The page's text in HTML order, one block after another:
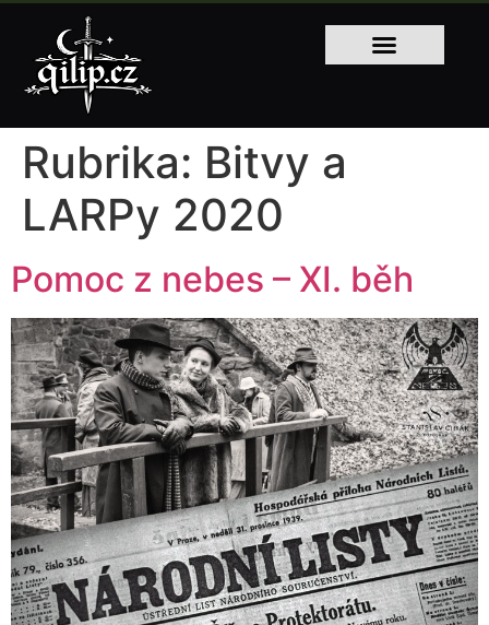
Rubrika: Bitvy a
LARPy 2020
Pomoc z nebes – XI. běh